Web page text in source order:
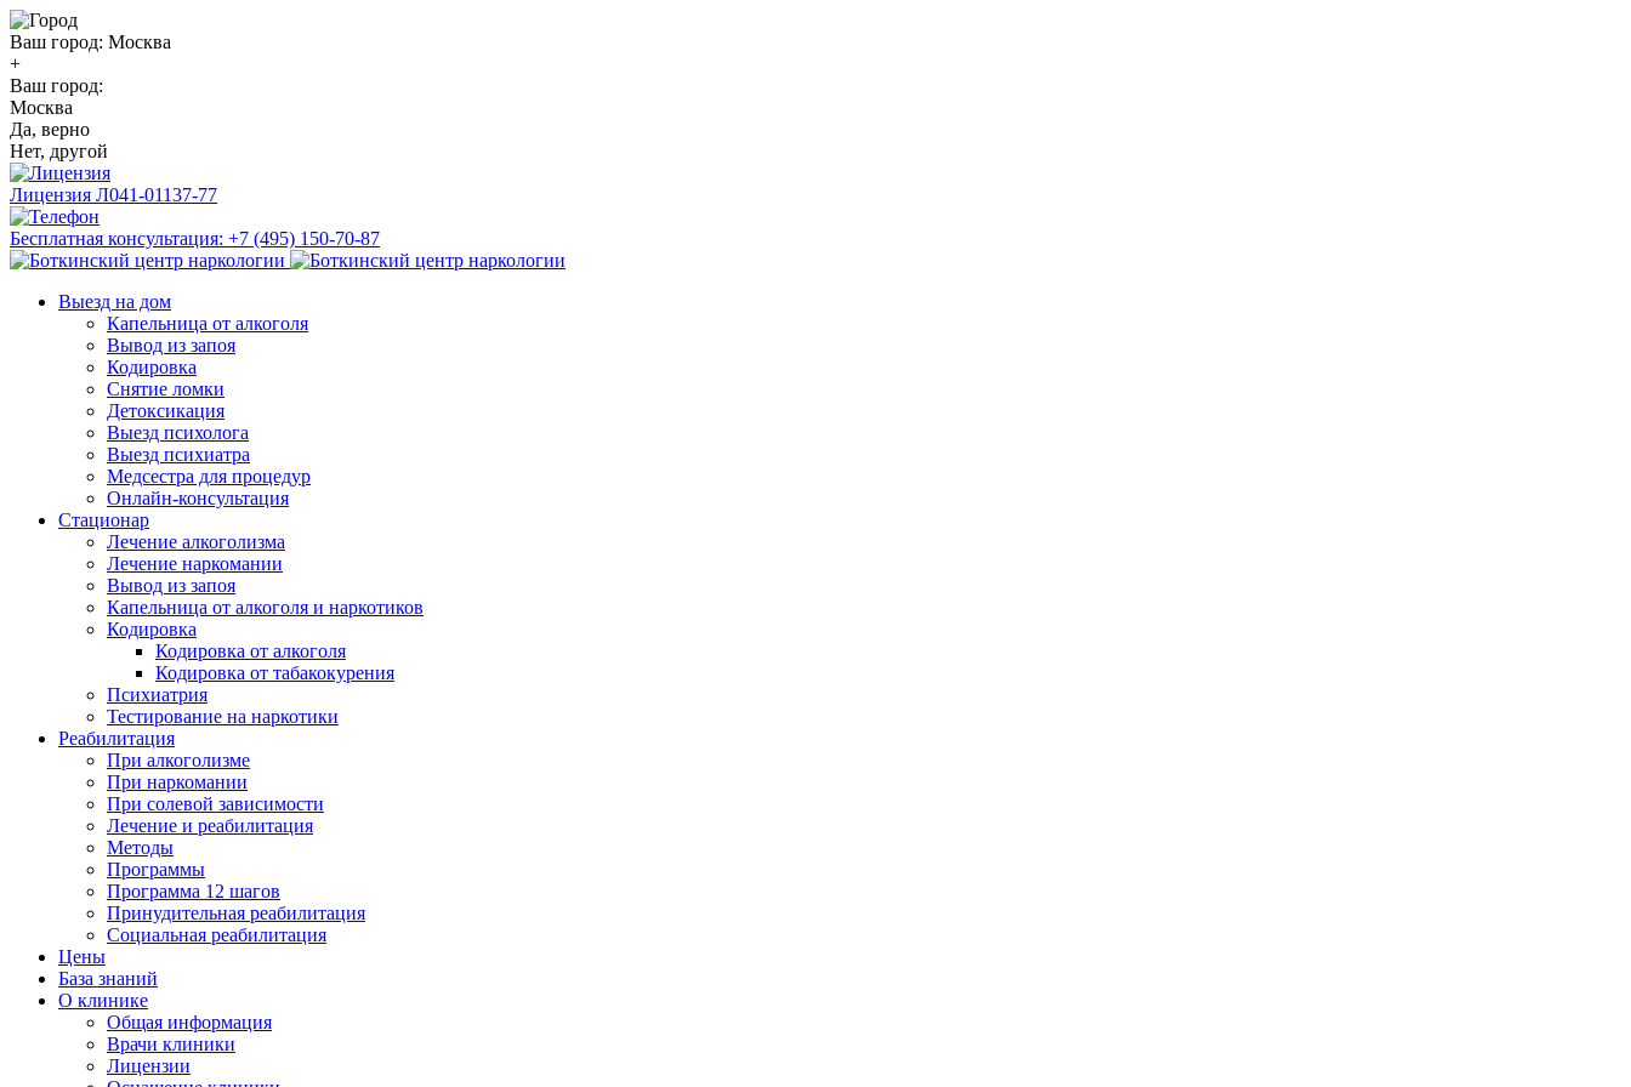
Ваш город: Москва
+
Ваш город:
Москва
Да, верно
Нет, другой
Лицензия Л041-01137-77
Бесплатная консультация: +7 (495) 150-70-87
Выезд на дом
Капельница от алкоголя
Вывод из запоя
Кодировка
Снятие ломки
Детоксикация
Выезд психолога
Выезд психиатра
Медсестра для процедур
Онлайн-консультация
Стационар
Лечение алкоголизма
Лечение наркомании
Вывод из запоя
Капельница от алкоголя и наркотиков
Кодировка
Кодировка от алкоголя
Кодировка от табакокурения
Психиатрия
Тестирование на наркотики
Реабилитация
При алкоголизме
При наркомании
При солевой зависимости
Лечение и реабилитация
Методы
Программы
Программа 12 шагов
Принудительная реабилитация
Социальная реабилитация
Цены
База знаний
О клинике
Общая информация
Врачи клиники
Лицензии